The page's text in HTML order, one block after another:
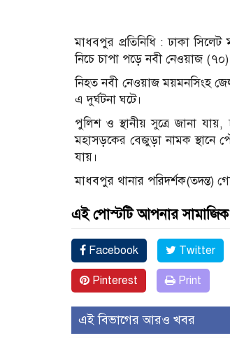
মাধবপুর প্রতিনিধি : ঢাকা
নিচে চাপা পড়ে নবী নেওয়াজ
নিহত নবী নেওয়াজ ময়মনসিংহ
এ দুর্ঘটনা ঘটে।
পুলিশ ও স্থানীয় সুত্রে জানা
মহাসড়কের বেজুড়া নামক স্থানে
যায়।
মাধবপুর থানার পরিদর্শক(তদন্ত)
এই পোস্টটি আপনার
Facebook Twitter
Pinterest Print
এই বিভাগের আরও খবর